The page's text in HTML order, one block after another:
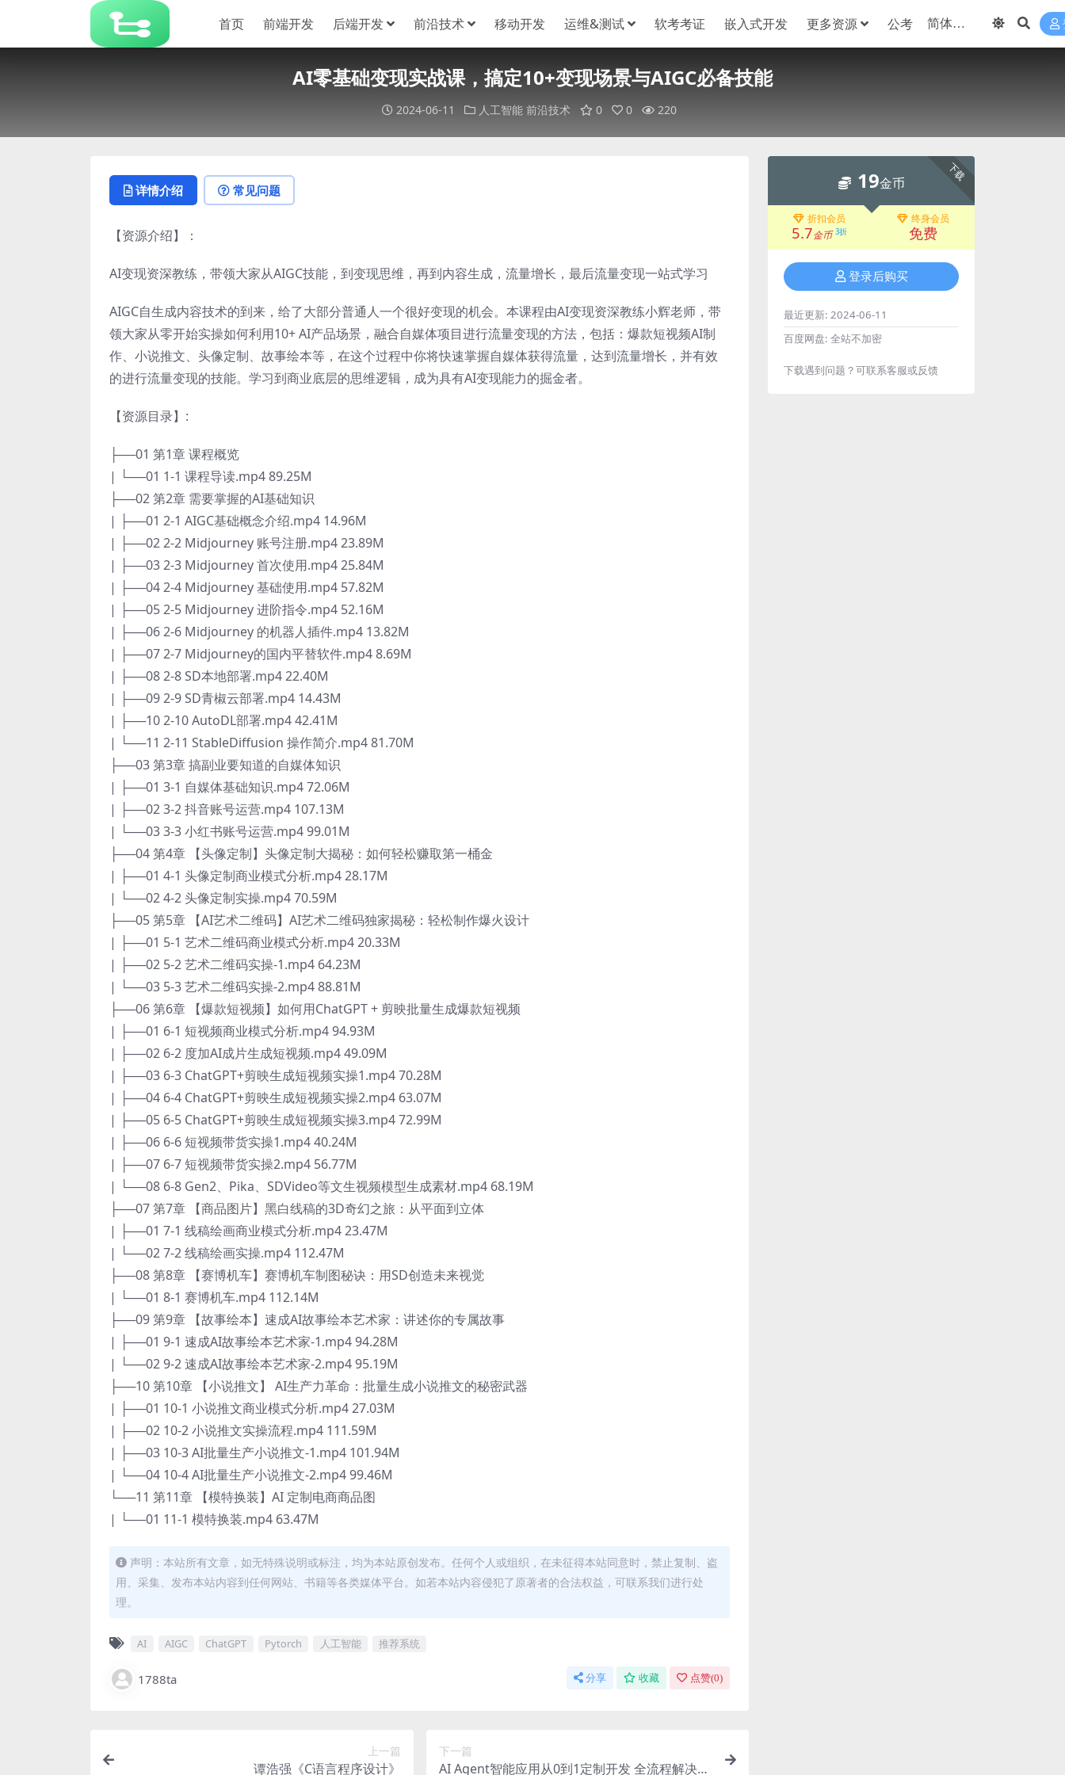
首页 前端开发 后端开发 前沿技术 移动开发 运维&测试 软考考证 嵌入式开发 更多资源 公考
AI零基础变现实战课，搞定10+变现场景与AIGC必备技能
2024-06-11 人工智能 前沿技术 0 0 220
详情介绍 常见问题
【资源介绍】：
AI变现资深教练，带领大家从AIGC技能，到变现思维，再到内容生成，流量增长，最后流量变现一站式学习
AIGC自生成内容技术的到来，给了大部分普通人一个很好变现的机会。本课程由AI变现资深教练小辉老师，带
领大家从零开始实操如何利用10+ AI产品场景，融合自媒体项目进行流量变现的方法，包括：爆款短视频AI制
作、小说推文、头像定制、故事绘本等，在这个过程中你将快速掌握自媒体获得流量，达到流量增长，并有效
的进行流量变现的技能。学习到商业底层的思维逻辑，成为具有AI变现能力的掘金者。
【资源目录】:
├──01 第1章 课程概览
| └──01 1-1 课程导读.mp4 89.25M
├──02 第2章 需要掌握的AI基础知识
| ├──01 2-1 AIGC基础概念介绍.mp4 14.96M
| ├──02 2-2 Midjourney 账号注册.mp4 23.89M
| ├──03 2-3 Midjourney 首次使用.mp4 25.84M
| ├──04 2-4 Midjourney 基础使用.mp4 57.82M
| ├──05 2-5 Midjourney 进阶指令.mp4 52.16M
| ├──06 2-6 Midjourney 的机器人插件.mp4 13.82M
| ├──07 2-7 Midjourney的国内平替软件.mp4 8.69M
| ├──08 2-8 SD本地部署.mp4 22.40M
| ├──09 2-9 SD青椒云部署.mp4 14.43M
| ├──10 2-10 AutoDL部署.mp4 42.41M
| └──11 2-11 StableDiffusion 操作简介.mp4 81.70M
├──03 第3章 搞副业要知道的自媒体知识
| ├──01 3-1 自媒体基础知识.mp4 72.06M
| ├──02 3-2 抖音账号运营.mp4 107.13M
| └──03 3-3 小红书账号运营.mp4 99.01M
├──04 第4章 【头像定制】头像定制大揭秘：如何轻松赚取第一桶金
| ├──01 4-1 头像定制商业模式分析.mp4 28.17M
| └──02 4-2 头像定制实操.mp4 70.59M
├──05 第5章 【AI艺术二维码】AI艺术二维码独家揭秘：轻松制作爆火设计
| ├──01 5-1 艺术二维码商业模式分析.mp4 20.33M
| ├──02 5-2 艺术二维码实操-1.mp4 64.23M
| └──03 5-3 艺术二维码实操-2.mp4 88.81M
├──06 第6章 【爆款短视频】如何用ChatGPT + 剪映批量生成爆款短视频
| ├──01 6-1 短视频商业模式分析.mp4 94.93M
| ├──02 6-2 度加AI成片生成短视频.mp4 49.09M
| ├──03 6-3 ChatGPT+剪映生成短视频实操1.mp4 70.28M
| ├──04 6-4 ChatGPT+剪映生成短视频实操2.mp4 63.07M
| ├──05 6-5 ChatGPT+剪映生成短视频实操3.mp4 72.99M
| ├──06 6-6 短视频带货实操1.mp4 40.24M
| ├──07 6-7 短视频带货实操2.mp4 56.77M
| └──08 6-8 Gen2、Pika、SDVideo等文生视频模型生成素材.mp4 68.19M
├──07 第7章 【商品图片】黑白线稿的3D奇幻之旅：从平面到立体
| ├──01 7-1 线稿绘画商业模式分析.mp4 23.47M
| └──02 7-2 线稿绘画实操.mp4 112.47M
├──08 第8章 【赛博机车】赛博机车制图秘诀：用SD创造未来视觉
| └──01 8-1 赛博机车.mp4 112.14M
├──09 第9章 【故事绘本】速成AI故事绘本艺术家：讲述你的专属故事
| ├──01 9-1 速成AI故事绘本艺术家-1.mp4 94.28M
| └──02 9-2 速成AI故事绘本艺术家-2.mp4 95.19M
├──10 第10章 【小说推文】 AI生产力革命：批量生成小说推文的秘密武器
| ├──01 10-1 小说推文商业模式分析.mp4 27.03M
| ├──02 10-2 小说推文实操流程.mp4 111.59M
| ├──03 10-3 AI批量生产小说推文-1.mp4 101.94M
| └──04 10-4 AI批量生产小说推文-2.mp4 99.46M
└──11 第11章 【模特换装】AI 定制电商商品图
| └──01 11-1 模特换装.mp4 63.47M
声明：本站所有文章，如无特殊说明或标注，均为本站原创发布。任何个人或组织，在未征得本站同意时，禁止复制、盗
用、采集、发布本站内容到任何网站、书籍等各类媒体平台。如若本站内容侵犯了原著者的合法权益，可联系我们进行处
理。
AI AIGC ChatGPT Pytorch 人工智能 推荐系统
1788ta 分享 收藏 点赞(0)
上一篇
谭浩强《C语言程序设计》
下一篇
AI Agent智能应用从0到1定制开发 全流程解决方
下载
19金币
折扣会员
5.7金币 3折
终身会员
免费
登录后购买
最近更新: 2024-06-11
百度网盘: 全站不加密
下载遇到问题？可联系客服或反馈